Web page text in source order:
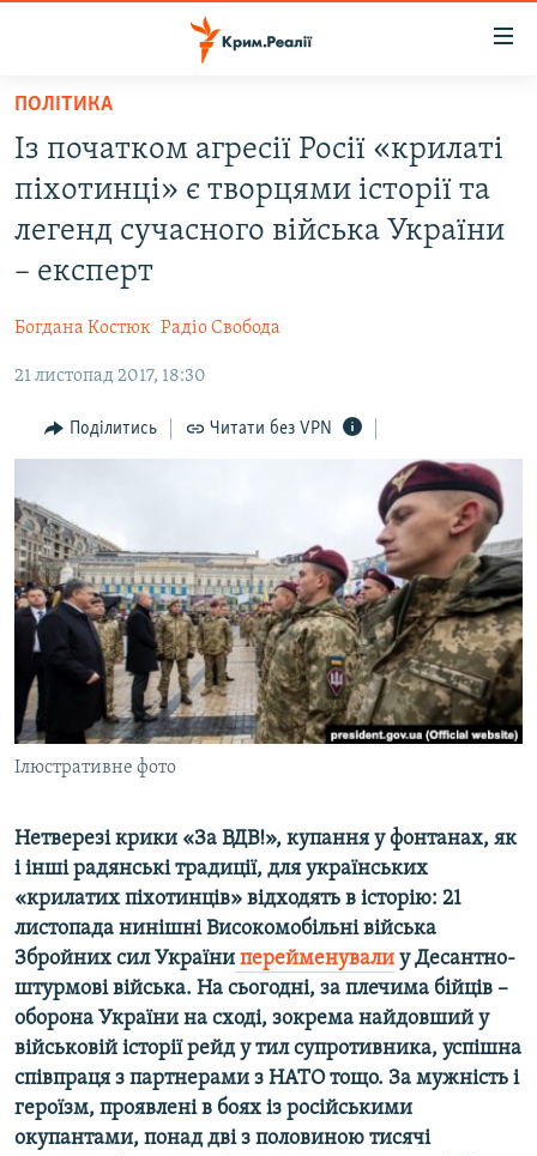
Перейти
основного
матеріалу
до
основної
Перейти
до
ПОГЛЯД
ІНТЕРВ'Ю
ВСЕ ЗА ДЕНЬ
ДЕПОРТАЦІЯ
ВІДЕОУРОКИ «ELIFBE»
СВІДЧЕННЯ ОКУПАЦІЇ
УКРАЇНСЬКА ПРОБЛЕМА КРИМУ
ІНФОГРАФІКА
ЯК ОБІЙТИ БЛОКУВАННЯ
Русский
Qırımtatar
ДОЛУЧАЙСЯ!
ПОЛІТИКА
Із початком агресії Росії «крилаті
піхотинці» є творцями історії та
легенд сучасного війська України
– експерт
Богдана Костюк Радіо Свобода
21 листопад 2017, 18:30
Поділитись Читати без VPN
Ілюстративне фото
Нетверезі крики «За ВДВ!», купання у фонтанах, як
і інші радянські традиції, для українських
«крилатих піхотинців» відходять в історію: 21
листопада нинішні Високомобiльнi війська
Збройних сил України перейменували у Десантно-
штурмові війська. На сьогодні, за плечима бійців –
оборона України на сході, зокрема найдовший у
військовій історії рейд у тил супротивника, успішна
співпраця з партнерами з НАТО тощо. За мужність і
героїзм, проявлені в боях із російськими
окупантами, понад дві з половиною тисячі